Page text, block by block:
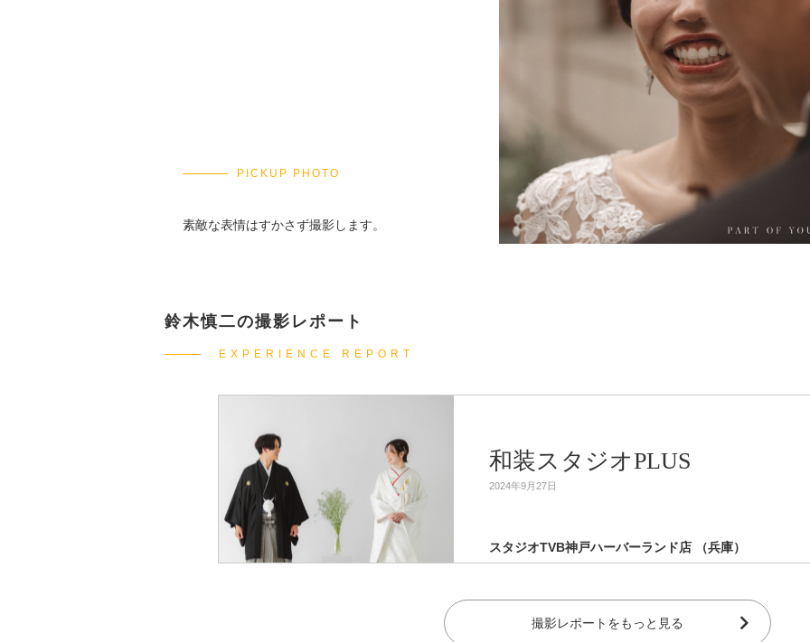
PICKUP PHOTO
素敵な表情はすかさず撮影します。
鈴木慎二の撮影レポート
EXPERIENCE REPORT
和装スタジオPLUS
2024年9月27日
スタジオTVB神戸ハーバーランド店 （兵庫）
撮影レポートをもっと見る